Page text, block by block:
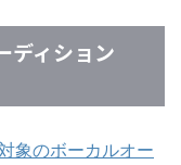
ディション
象のボーカルオー